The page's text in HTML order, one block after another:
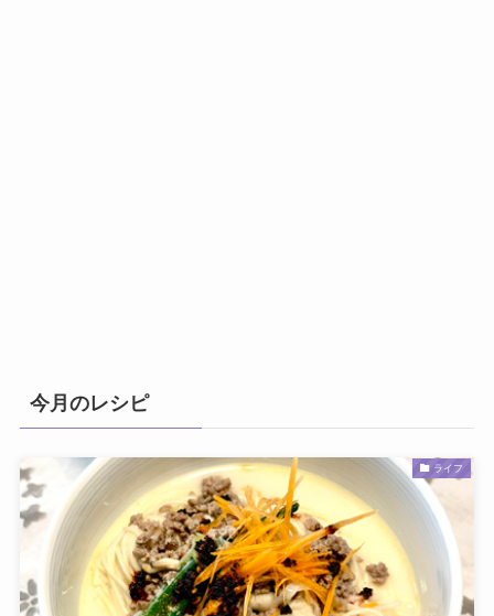
今月のレシピ
ライフ